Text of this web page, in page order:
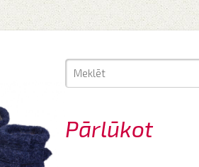
Pārlūkot